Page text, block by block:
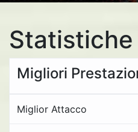
Statistiche
Migliori
Miglior Attacco